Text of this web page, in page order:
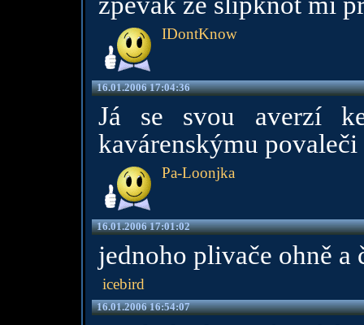
IDontKnow
16.01.2006 17:04:36
Já se svou averzí
kavárenskýmu
Pa-Loonjka
16.01.2006 17:01:02
jednoho plivače ohně a
icebird
16.01.2006 16:54:07